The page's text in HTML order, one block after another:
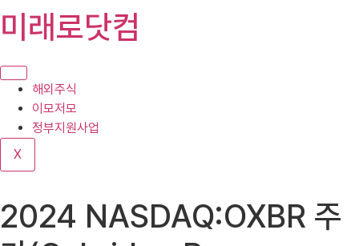
미래로닷컴
해외주식
이모저모
정부지원사업
X
2024 NASDAQ:OXBR 주